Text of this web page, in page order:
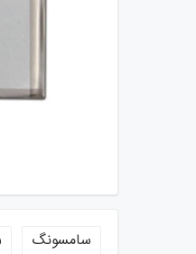
سامسونگ